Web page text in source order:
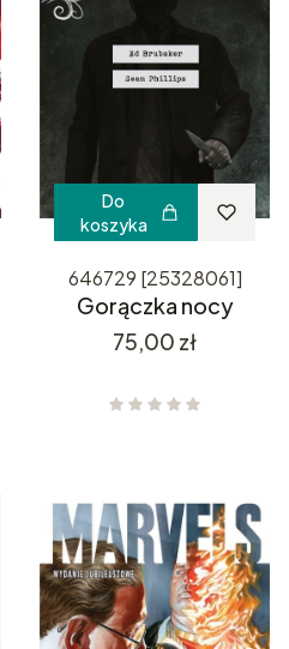
Do
koszyka
646729 [25328061]
Gorączka nocy
Cena
75,00 zł